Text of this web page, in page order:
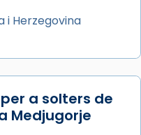
i Herzegovina
a solters de
Medjugorje